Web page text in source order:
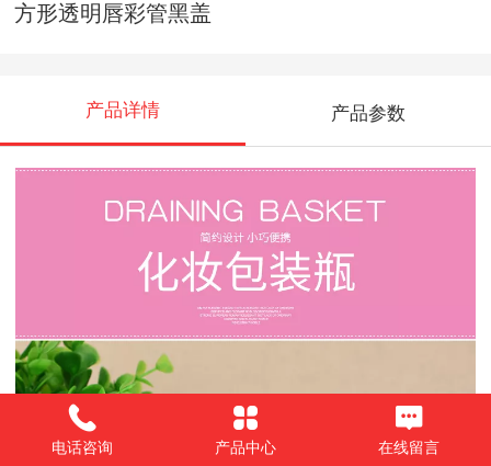
方形透明唇彩管黑盖
产品详情 产品参数
电话咨询 产品中心 在线留言